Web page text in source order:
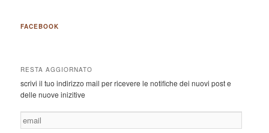
FACEBOOK
RESTA AGGIORNATO
scrivi il tuo indirizzo mail per ricevere le notifiche dei nuovi post e
delle nuove inizitive
email